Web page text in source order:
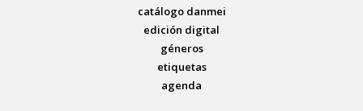
catálogo danmei
edición digital
géneros
etiquetas
agenda